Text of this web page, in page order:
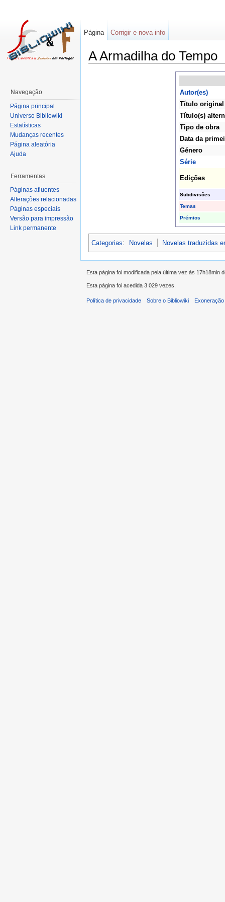
A Armadilha do Tempo
Autor(es)
Título original
Título(s)
Tipo de obra
Data da
Género
Série
Edições
Subdivisões
Temas
Prémios
Categorias: Novelas Novelas traduzidas
Página Corrigir e nova info
Navegação
Página principal
Universo Bibliowiki
Estatísticas
Mudanças recentes
Página aleatória
Ajuda
Ferramentas
Páginas afluentes
Alterações relacionadas
Páginas especiais
Versão para impressão
Link permanente
Esta página foi modificada pela última vez às 17h18min
Esta página foi acedida 3 029 vezes.
Política de privacidade Sobre o Bibliowiki